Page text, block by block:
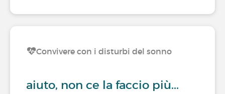
Convivere con i disturbi del sonno
aiuto, non ce la faccio più...